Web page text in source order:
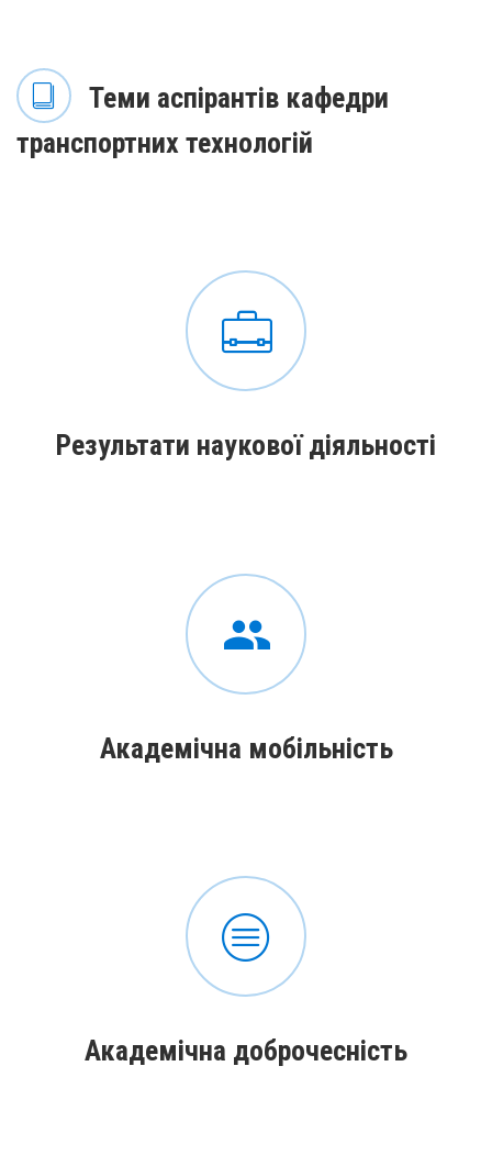
Теми аспірантів кафедри
транспортних технологій
Результати наукової діяльності
Академічна мобільність
Академічна доброчесність